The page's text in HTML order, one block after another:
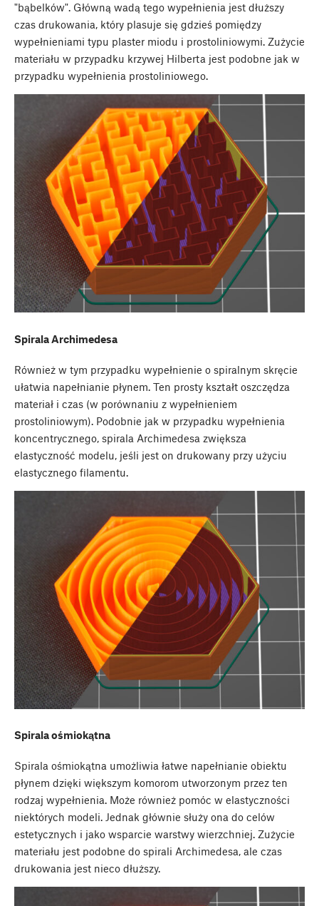
"bąbelków". Główną wadą tego wypełnienia jest dłuższy
czas drukowania, który plasuje się gdzieś pomiędzy
wypełnieniami typu plaster miodu i prostoliniowymi. Zużycie
materiału w przypadku krzywej Hilberta jest podobne jak w
przypadku wypełnienia prostoliniowego.
Spirala Archimedesa
Również w tym przypadku wypełnienie o spiralnym skręcie
ułatwia napełnianie płynem. Ten prosty kształt oszczędza
materiał i czas (w porównaniu z wypełnieniem
prostoliniowym). Podobnie jak w przypadku wypełnienia
koncentrycznego, spirala Archimedesa zwiększa
elastyczność modelu, jeśli jest on drukowany przy użyciu
elastycznego filamentu.
Spirala ośmiokątna
Spirala ośmiokątna umożliwia łatwe napełnianie obiektu
płynem dzięki większym komorom utworzonym przez ten
rodzaj wypełnienia. Może również pomóc w elastyczności
niektórych modeli. Jednak głównie służy ona do celów
estetycznych i jako wsparcie warstwy wierzchniej. Zużycie
materiału jest podobne do spirali Archimedesa, ale czas
drukowania jest nieco dłuższy.